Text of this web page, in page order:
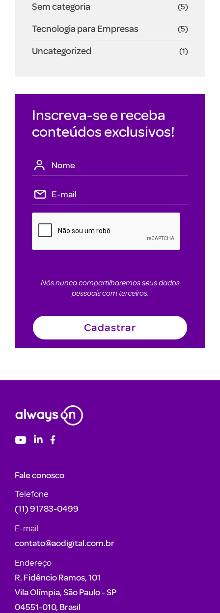
Sem categoria (5)
Tecnologia para Empresas (5)
Uncategorized (1)
Inscreva-se e receba
conteúdos exclusivos!
Nós nunca compartilharemos seus dados
pessoais com terceiros.
Fale conosco
Telefone
(11) 91783-0499
E-mail
contato@aodigital.com.br
Endereço
R. Fidêncio Ramos, 101
Vila Olímpia, São Paulo - SP
04551-010, Brasil